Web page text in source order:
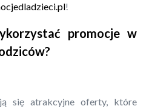
!
promocje w
się atrakcyjne oferty, które